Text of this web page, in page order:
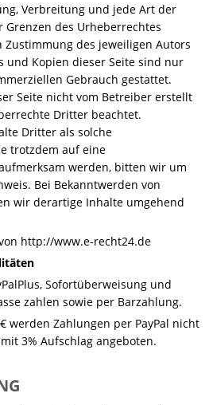
Verbreitung und jede Art der
des Urheberrechtes
des jeweiligen Autors
und Kopien dieser Seite sind nur
Gebrauch gestattet.
Seite nicht vom Betreiber erstellt
Dritter beachtet.
Dritter als solche
trotzdem auf eine
werden, bitten wir um
Bei Bekanntwerden von
wir derartige Inhalte umgehend
http://www.e-recht24.de
Sofortüberweisung und
zahlen sowie per Barzahlung.
werden Zahlungen per PayPal nicht
3% Aufschlag angeboten.